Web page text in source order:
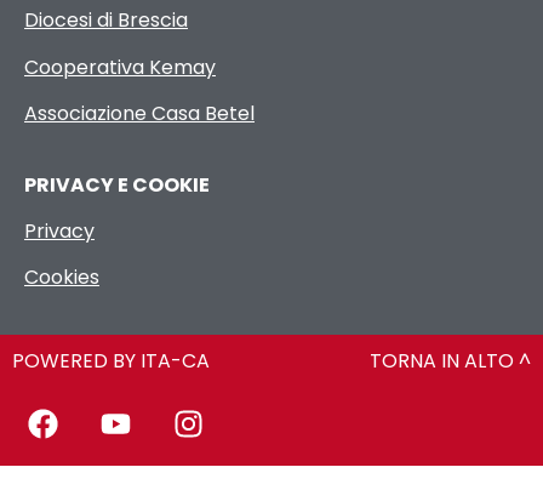
Diocesi di Brescia
Cooperativa Kemay
Associazione Casa Betel
PRIVACY E COOKIE
Privacy
Cookies
POWERED BY ITA-CA TORNA IN ALTO ^